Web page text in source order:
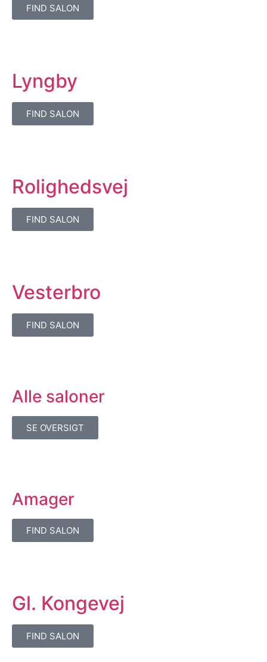
FIND SALON
Lyngby
FIND SALON
Rolighedsvej
FIND SALON
Vesterbro
FIND SALON
Alle saloner
SE OVERSIGT
Amager
FIND SALON
Gl. Kongevej
FIND SALON